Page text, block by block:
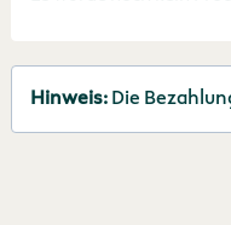
Hinweis: Die